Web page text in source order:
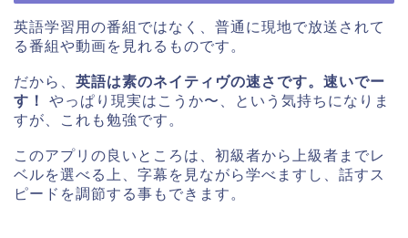
英語学習用の番組ではなく、普通に現地で放送されて
る番組や動画を見れるものです。
だから、 英語は素のネイティヴの速さです。 速いでー
す！ やっぱり現実はこうか〜、という気持ちになりま
すが、これも勉強です。
このアプリの良いところは、初級者から上級者までレ
ベルを選べる上、字幕を見ながら学べますし、話すス
ピードを調節する事もできます。